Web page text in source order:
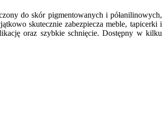
do skór pigmentowanych i półanilinowych,
skutecznie zabezpiecza meble, tapicerki i
oraz szybkie schnięcie. Dostępny w kilku